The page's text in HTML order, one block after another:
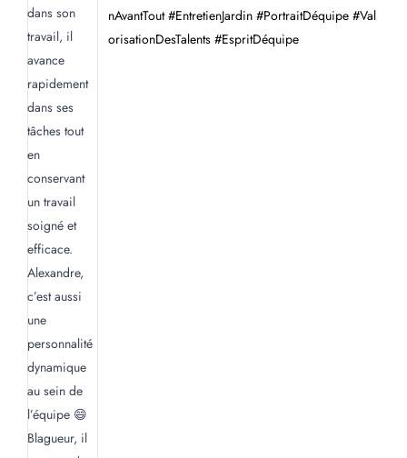
nAvantTout #EntretienJardin #PortraitDéquipe #Val
orisationDesTalents #EspritDéquipe